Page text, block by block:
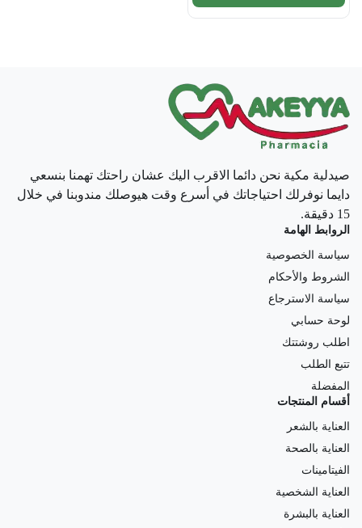
صيدلية مكية نحن دائما الاقرب اليك عشان راحتك تهمنا بنسعي
دايما نوفرلك احتياجاتك في أسرع وقت هيوصلك مندوبنا في خلال
15 دقيقة.
الروابط الهامة
سياسة الخصوصية
الشروط والأحكام
سياسة الاسترجاع
لوحة حسابي
اطلب روشتتك
تتبع الطلب
المفضلة
أقسام المنتجات
العناية بالشعر
العناية بالصحة
الفيتامينات
العناية الشخصية
العناية بالبشرة